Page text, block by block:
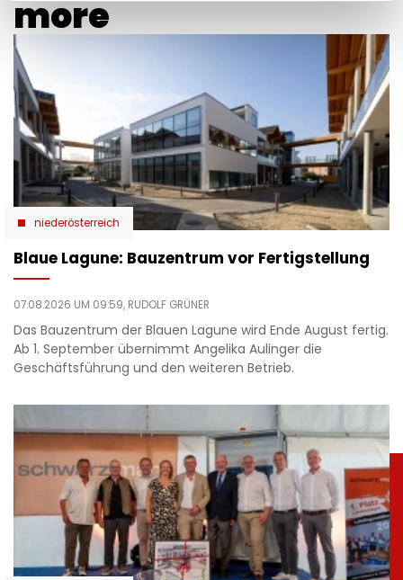
more
niederösterreich
Blaue Lagune: Bauzentrum vor Fertigstellung
07.08.2026 UM 09:59, RUDOLF GRÜNER
Das Bauzentrum der Blauen Lagune wird Ende August fertig.
Ab 1. September übernimmt Angelika Aulinger die
Geschäftsführung und den weiteren Betrieb.